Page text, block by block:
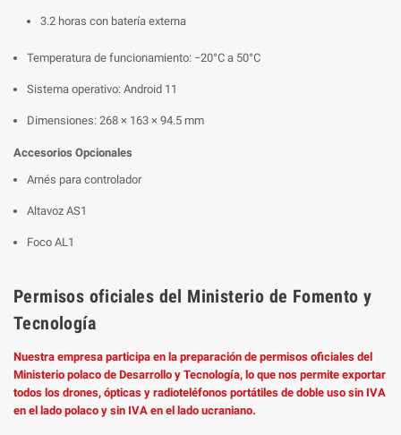
3.2 horas con batería externa
Temperatura de funcionamiento: −20°C a 50°C
Sistema operativo: Android 11
Dimensiones: 268 × 163 × 94.5 mm
Accesorios Opcionales
Arnés para controlador
Altavoz AS1
Foco AL1
Permisos oficiales del Ministerio de Fomento y
Tecnología
Nuestra empresa participa en la preparación de permisos oficiales del
Ministerio polaco de Desarrollo y Tecnología, lo que nos permite exportar
todos los drones, ópticas y radioteléfonos portátiles de doble uso sin IVA
en el lado polaco y sin IVA en el lado ucraniano.